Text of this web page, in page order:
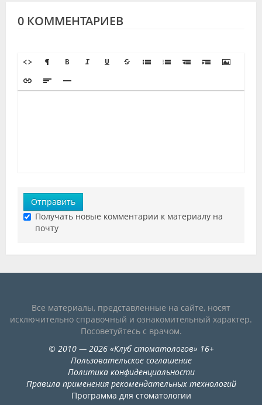
0 КОММЕНТАРИЕВ
Отправить
Получать новые комментарии к материалу на
почту
Все материалы, представленные на сайте, носят
исключительно справочный и ознакомительный характер.
Посоветуйтесь с врачом.
© 2010— 2026«Клуб стоматологов» 16+
Пользовательское соглашение
Политика конфиденциальности
Правила применения рекомендательных технологий
Программа для стоматологии